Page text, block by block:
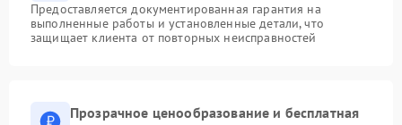
Предоставляется документированная гарантия на
выполненные работы и установленные детали, что
защищает клиента от повторных неисправностей
Прозрачное ценообразование и бесплатная